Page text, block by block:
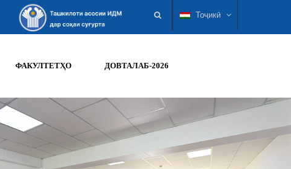
Тоҷикӣ
ФАКУЛТЕТҲО ДОВТАЛАБ-2026